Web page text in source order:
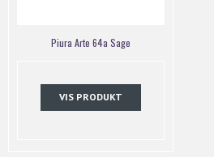
Piura Arte 64a Sage
VIS PRODUKT